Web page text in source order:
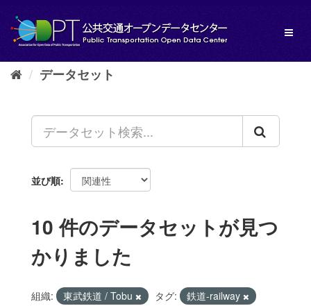
し
データセット
並び順
10 件のデータセットが見つ
かりました
組織: 東武鉄道 / Tobu タグ:
鉄道-railway